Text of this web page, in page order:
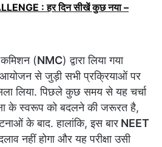
: हर दिन सीखें कुछ नया –
(NMC) द्वारा लिया गया
आयोजन से जुड़ी सभी प्रक्रियाओं पर
लिया. पिछले कुछ समय से यह चर्चा
के स्वरूप को बदलने की जरूरत है,
के बाद. हालांकि, इस बार NEET
नहीं होगा और यह परीक्षा उसी